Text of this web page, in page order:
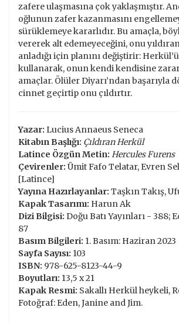
zafere ulaşmasına çok yaklaşmıştır.
oğlunun zafer kazanmasını
sürüklemeye kararlıdır. Bu amaçla,
vererek alt edemeyeceğini, onu
anladığı için planını değiştirir:
kullanarak, onun kendi kendisine
amaçlar. Ölüler Diyarı’ndan başarıyla
cinnet geçirtip onu çıldırtır.
Yazar: Lucius Annaeus Seneca
Kitabın Başlığı: Çıldıran Herkül
Latince Özgün Metin: Hercules Furens
Çevirenler: Ümit Fafo Telatar, Evren
[Latince]
Yayına Hazırlayanlar: Taşkın Takış,
Kapak Tasarımı: Harun Ak
Dizi Bilgisi: Doğu Batı Yayınları - 388;
87
Basım Bilgileri: 1. Basım: Haziran 2023
Sayfa Sayısı: 103
ISBN: 978-625-8123-44-9
Boyutları: 13,5 x 21
Kapak Resmi: Sakallı Herkül heykeli,
Fotoğraf: Eden, Janine and Jim.